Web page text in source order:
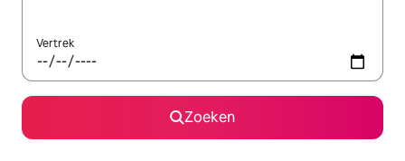
Vertrek
Zoeken